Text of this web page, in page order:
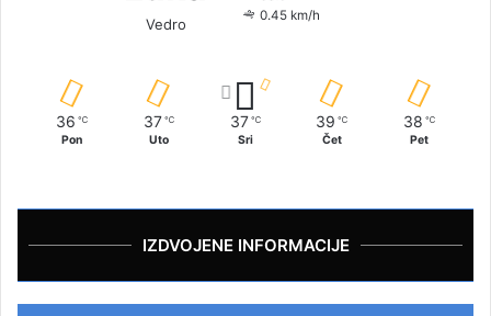
Vedro
0.45 km/h
36 ℃
Pon
37 ℃
Uto
37 ℃
Sri
39 ℃
Čet
38 ℃
Pet
IZDVOJENE INFORMACIJE